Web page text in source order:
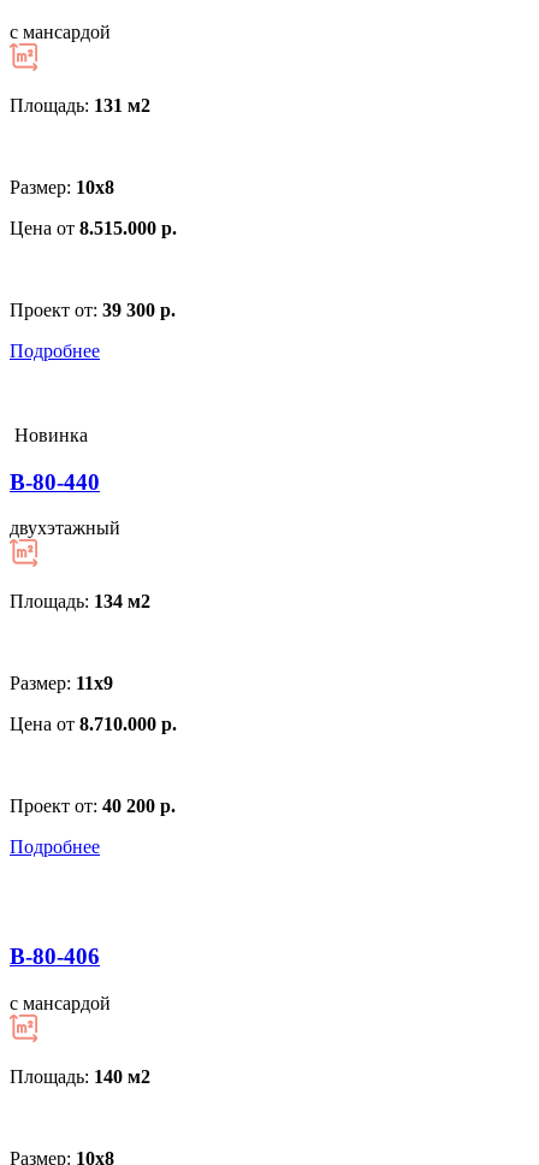
с мансардой
Площадь: 131 м2
Размер: 10х8
Цена от 8.515.000 р.
Проект от: 39 300 р.
Подробнее
Новинка
В-80-440
двухэтажный
Площадь: 134 м2
Размер: 11х9
Цена от 8.710.000 р.
Проект от: 40 200 р.
Подробнее
В-80-406
с мансардой
Площадь: 140 м2
Размер: 10х8